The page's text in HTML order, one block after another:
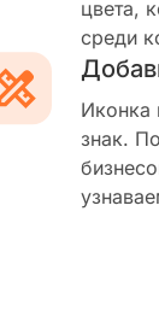
цвета,
среди
Иконка
знак.